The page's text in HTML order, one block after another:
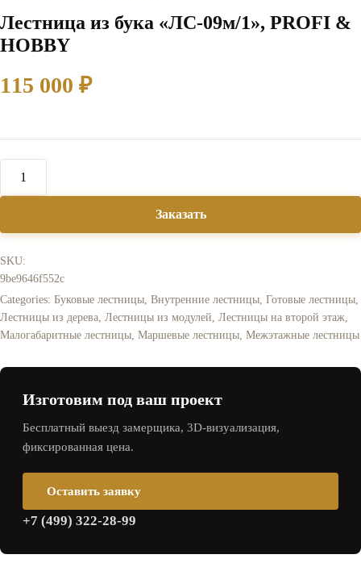
Лестница из бука «ЛС-09м/1», PROFI &
HOBBY
115 000 ₽
Заказать
SKU:
9be9646f552c
Categories: Буковые лестницы, Внутренние лестницы, Готовые лестницы,
Лестницы из дерева, Лестницы из модулей, Лестницы на второй этаж,
Малогабаритные лестницы, Маршевые лестницы, Межэтажные лестницы
Изготовим под ваш проект
Бесплатный выезд замерщика, 3D‑визуализация,
фиксированная цена.
Оставить заявку
+7 (499) 322-28-99